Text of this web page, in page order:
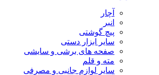
آچار
انبر
پیچ گوشتی
سایر ابزار دستی
صفحه های برشی و سایشی
مته و قلم
سایر لوازم جانبی و مصرفی